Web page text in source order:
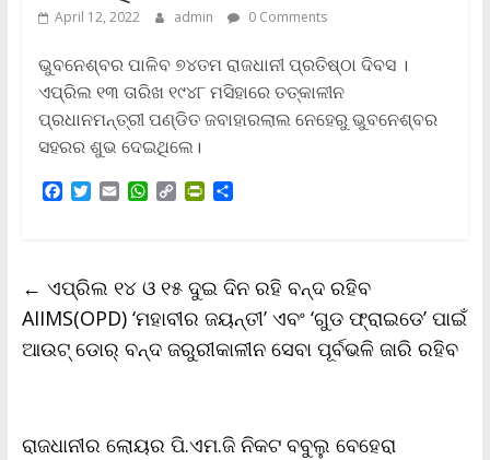
April 12, 2022 admin 0 Comments
ଭୁବନେଶ୍ବର ପାଳିବ ୭୪ତମ ରାଜଧାନୀ ପ୍ରତିଷ୍ଠା ଦିବସ ।
ଏପ୍ରିଲ ୧୩ ତାରିଖ ୧୯୪୮ ମସିହାରେ ତତ୍କାଳୀନ
ପ୍ରଧାନମନ୍ତ୍ରୀ ପଣ୍ଡିତ ଜବାହାରଲାଲ ନେହେରୁ ଭୁବନେଶ୍ବର
ସହରର ଶୁଭ ଦେଇଥିଲେ।
F
o
o
k
T
e
r
E
W
A
p
p
C
i
n
k
P
F
r
i
e
S
← ଏପ୍ରିଲ ୧୪ ଓ ୧୫ ଦୁଇ ଦିନ ରହି ବନ୍ଦ ରହିବ
AIIMS(OPD) ‘ମହାବୀର ଜୟନ୍ତୀ’ ଏବଂ ‘ଗୁଡ ଫ୍ରାଇଡେ’ ପାଇଁ
ଆଉଟ୍‌ ଡୋର୍‌ ବନ୍ଦ ଜରୁରୀକାଳୀନ ସେବା ପୂର୍ବଭଳି ଜାରି ରହିବ
ରାଜଧାନୀର ଲୋୟର ପି.ଏମ.ଜି ନିକଟ ବବୁଲୁ ବେହେରା